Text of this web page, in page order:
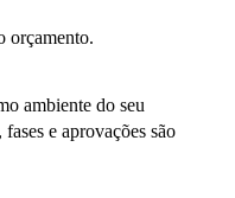
orçamento.
ambiente do seu
e aprovações são